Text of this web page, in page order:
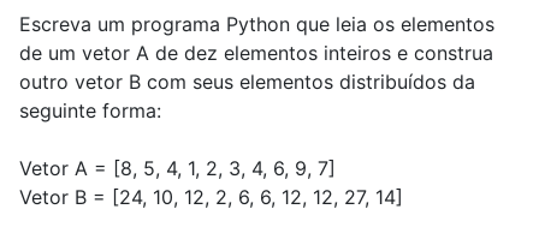
Escreva um programa Python que leia os elementos
de um vetor A de dez elementos inteiros e construa
outro vetor B com seus elementos distribuídos da
seguinte forma:
Vetor A = [8, 5, 4, 1, 2, 3, 4, 6, 9, 7]
Vetor B = [24, 10, 12, 2, 6, 6, 12, 12, 27, 14]